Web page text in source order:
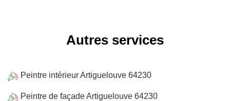
Autres services
Peintre intérieur Artiguelouve 64230
Peintre de façade Artiguelouve 64230